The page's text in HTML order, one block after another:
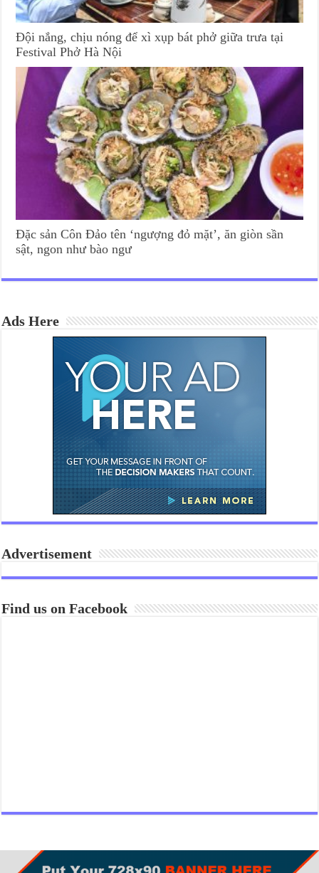
Đội nắng, chịu nóng để xì xụp bát phở giữa trưa tại
Festival Phở Hà Nội
Đặc sản Côn Đảo tên ‘ngượng đỏ mặt’, ăn giòn sần
sật, ngon như bào ngư
Ads Here
Advertisement
Find us on Facebook